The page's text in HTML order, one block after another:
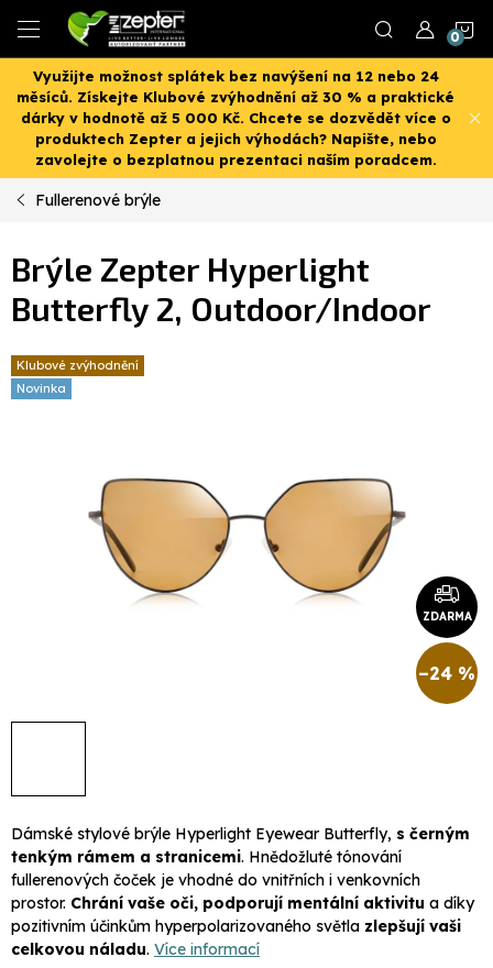
obsah
Využijte možnost splátek bez navýšení na 12 nebo 24
měsíců. Získejte Klubové zvýhodnění až 30 % a praktické
dárky v hodnotě až 5 000 Kč. Chcete se dozvědět více o
produktech Zepter a jejich výhodách? Napište, nebo
zavolejte o bezplatnou prezentaci naším poradcem.
Fullerenové brýle
Brýle Zepter Hyperlight
Butterfly 2, Outdoor/Indoor
Klubové zvýhodnění
Novinka
ZDARMA
–24 %
Dámské stylové brýle Hyperlight Eyewear Butterfly, s černým
tenkým rámem a stranicemi. Hnědožluté tónování
fullerenových čoček je vhodné do vnitřních i venkovních
prostor. Chrání vaše oči, podporují mentální aktivitu a díky
pozitivním účinkům hyperpolarizovaného světla zlepšují vaši
celkovou náladu. Více informací